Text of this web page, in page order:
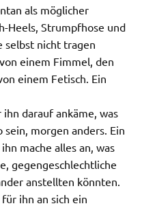
als möglicher
Heels, Strumpfhose und
selbst nicht tragen
einem Fimmel, den
einem Fetisch. Ein
darauf ankäme, was
morgen anders. Ein
mache alles an, was
gegengeschlechtliche
anstellten könnten.
für ihn an sich ein